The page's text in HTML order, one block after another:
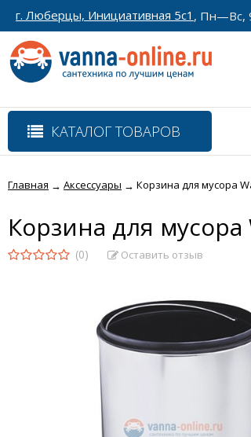
г. Люберцы, Инициативная 5с1 , Пн—Вс,
КАТАЛОГ ТОВАРОВ
Главная → Аксессуары → Корзина для мусора
Корзина для
(0) Оставить отзыв